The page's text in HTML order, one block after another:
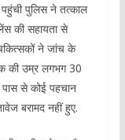
पुलिस ने तत्काल
की सहायता से
ने जांच के
की उम्र लगभग 30
से कोई पहचान
बरामद नहीं हुए.